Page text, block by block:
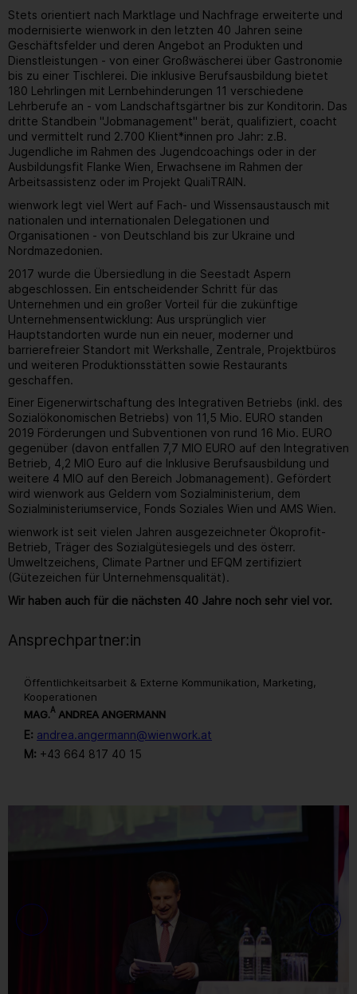
Stets orientiert nach Marktlage und Nachfrage erweiterte und
modernisierte wienwork in den letzten 40 Jahren seine
Geschäftsfelder und deren Angebot an Produkten und
Dienstleistungen - von einer Großwäscherei über Gastronomie
bis zu einer Tischlerei. Die inklusive Berufsausbildung bietet
180 Lehrlingen mit Lernbehinderungen 11 verschiedene
Lehrberufe an - vom Landschaftsgärtner bis zur Konditorin. Das
dritte Standbein "Jobmanagement" berät, qualifiziert, coacht
und vermittelt rund 2.700 Klient*innen pro Jahr: z.B.
Jugendliche im Rahmen des Jugendcoachings oder in der
Ausbildungsfit Flanke Wien, Erwachsene im Rahmen der
Arbeitsassistenz oder im Projekt QualiTRAIN.
wienwork legt viel Wert auf Fach- und Wissensaustausch mit
nationalen und internationalen Delegationen und
Organisationen - von Deutschland bis zur Ukraine und
Nordmazedonien.
2017 wurde die Übersiedlung in die Seestadt Aspern
abgeschlossen. Ein entscheidender Schritt für das
Unternehmen und ein großer Vorteil für die zukünftige
Unternehmensentwicklung: Aus ursprünglich vier
Hauptstandorten wurde nun ein neuer, moderner und
barrierefreier Standort mit Werkshalle, Zentrale, Projektbüros
und weiteren Produktionsstätten sowie Restaurants
geschaffen.
Einer Eigenerwirtschaftung des Integrativen Betriebs (inkl. des
Sozialökonomischen Betriebs) von 11,5 Mio. EURO standen
2019 Förderungen und Subventionen von rund 16 Mio. EURO
gegenüber (davon entfallen 7,7 MIO EURO auf den Integrativen
Betrieb, 4,2 MIO Euro auf die Inklusive Berufsausbildung und
weitere 4 MIO auf den Bereich Jobmanagement). Gefördert
wird wienwork aus Geldern vom Sozialministerium, dem
Sozialministeriumservice, Fonds Soziales Wien und AMS Wien.
wienwork ist seit vielen Jahren ausgezeichneter Ökoprofit-
Betrieb, Träger des Sozialgütesiegels und des österr.
Umweltzeichens, Climate Partner und EFQM zertifiziert
(Gütezeichen für Unternehmensqualität).
Wir haben auch für die nächsten 40 Jahre noch sehr viel vor.
Ansprechpartner:in
Öffentlichkeitsarbeit & Externe Kommunikation, Marketing,
Kooperationen
MAG.A ANDREA ANGERMANN
E: andrea.angermann@wienwork.at
M: +43 664 817 40 15